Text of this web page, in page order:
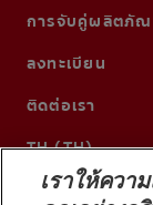
การจับคู่ผลิตภั
ลงทะเบียน
ติดต่อเรา
TH (TH)
เราให้ควา